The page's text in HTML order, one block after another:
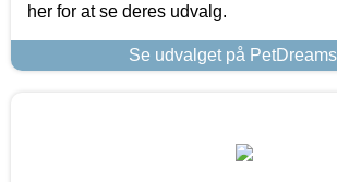
her for at se deres udvalg.
Se udvalget på